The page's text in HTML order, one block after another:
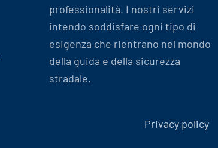
professionalità. I nostri servizi
intendo soddisfare ogni tipo di
esigenza che rientrano nel mondo
della guida e della sicurezza
stradale.
Privacy policy